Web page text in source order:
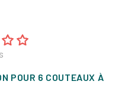
POUR 6 COUTEAUX À